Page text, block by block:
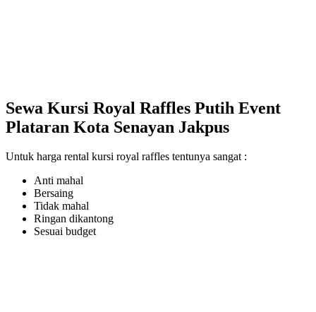
Sewa Kursi Royal Raffles Putih Event
Plataran Kota Senayan Jakpus
Untuk harga rental kursi royal raffles tentunya sangat :
Anti mahal
Bersaing
Tidak mahal
Ringan dikantong
Sesuai budget